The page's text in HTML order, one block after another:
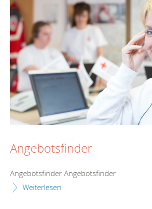
Angebotsfinder
Angebotsfinder Angebotsfinder
Weiterlesen